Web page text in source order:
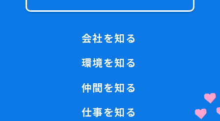
会社を知る
環境を知る
仲間を知る
仕事を知る